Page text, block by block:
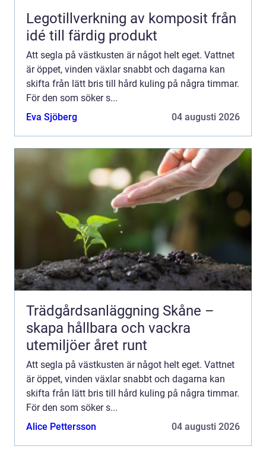
Legotillverkning av komposit från
idé till färdig produkt
Att segla på västkusten är något helt eget. Vattnet
är öppet, vinden växlar snabbt och dagarna kan
skifta från lätt bris till hård kuling på några timmar.
För den som söker s...
Eva Sjöberg
04 augusti 2026
Trädgårdsanläggning Skåne –
skapa hållbara och vackra
utemiljöer året runt
Att segla på västkusten är något helt eget. Vattnet
är öppet, vinden växlar snabbt och dagarna kan
skifta från lätt bris till hård kuling på några timmar.
För den som söker s...
Alice Pettersson
04 augusti 2026